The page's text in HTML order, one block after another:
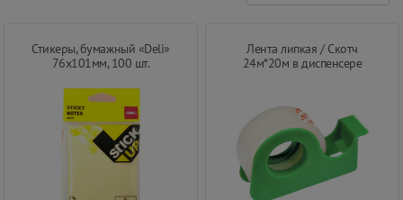
Стикеры, бумажный «Deli»
76x101мм, 100 шт.
Лента липкая / Скотч
24м*20м в диспенсере